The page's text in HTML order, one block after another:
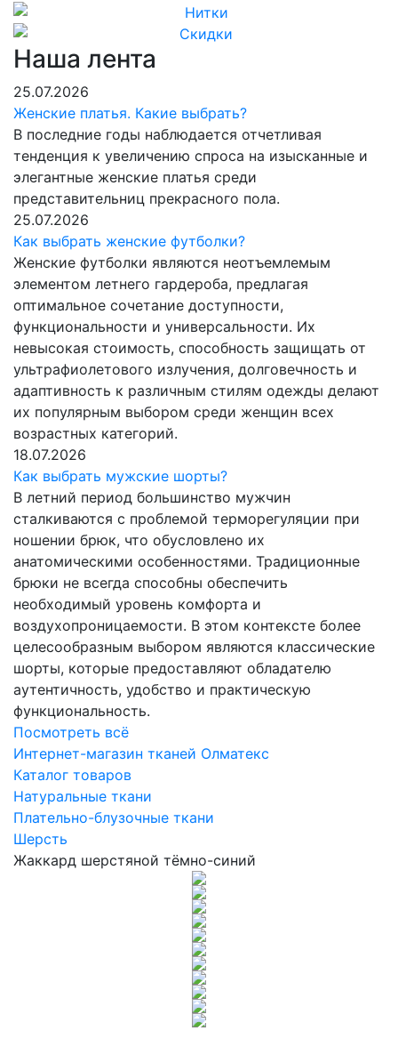
Наша лента
25.07.2026
Женские платья. Какие выбрать?
В последние годы наблюдается отчетливая
тенденция к увеличению спроса на изысканные и
элегантные женские платья среди
представительниц прекрасного пола.
25.07.2026
Как выбрать женские футболки?
Женские футболки являются неотъемлемым
элементом летнего гардероба, предлагая
оптимальное сочетание доступности,
функциональности и универсальности. Их
невысокая стоимость, способность защищать от
ультрафиолетового излучения, долговечность и
адаптивность к различным стилям одежды делают
их популярным выбором среди женщин всех
возрастных категорий.
18.07.2026
Как выбрать мужские шорты?
В летний период большинство мужчин
сталкиваются с проблемой терморегуляции при
ношении брюк, что обусловлено их
анатомическими особенностями. Традиционные
брюки не всегда способны обеспечить
необходимый уровень комфорта и
воздухопроницаемости. В этом контексте более
целесообразным выбором являются классические
шорты, которые предоставляют обладателю
аутентичность, удобство и практическую
функциональность.
Посмотреть всё
Интернет-магазин тканей Олматекс
Каталог товаров
Натуральные ткани
Плательно-блузочные ткани
Шерсть
Жаккард шерстяной тёмно-синий